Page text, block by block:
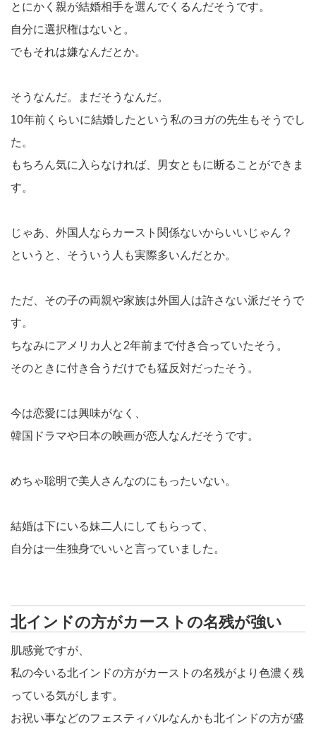
とにかく親が結婚相手を選んでくるんだそうです。
自分に選択権はないと。
でもそれは嫌なんだとか。
そうなんだ。まだそうなんだ。
10年前くらいに結婚したという私のヨガの先生もそうでし
た。
もちろん気に入らなければ、男女ともに断ることができま
す。
じゃあ、外国人ならカースト関係ないからいいじゃん？
というと、そういう人も実際多いんだとか。
ただ、その子の両親や家族は外国人は許さない派だそうで
す。
ちなみにアメリカ人と2年前まで付き合っていたそう。
そのときに付き合うだけでも猛反対だったそう。
今は恋愛には興味がなく、
韓国ドラマや日本の映画が恋人なんだそうです。
めちゃ聡明で美人さんなのにもったいない。
結婚は下にいる妹二人にしてもらって、
自分は一生独身でいいと言っていました。
北インドの方がカーストの名残が強い
肌感覚ですが、
私の今いる北インドの方がカーストの名残がより色濃く残
っている気がします。
お祝い事などのフェスティバルなんかも北インドの方が盛